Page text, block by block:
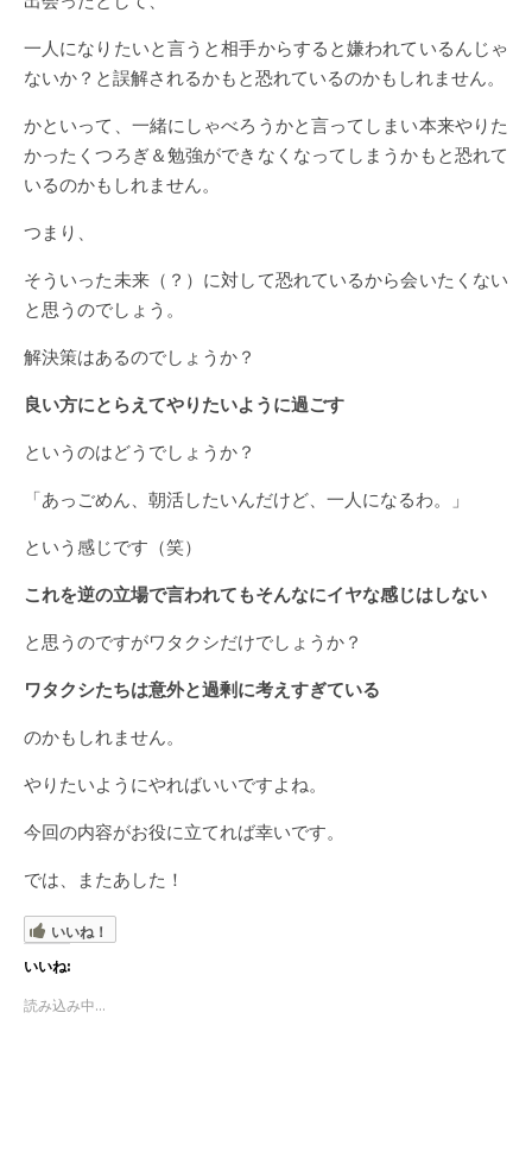
一人になりたいと言うと相手からすると嫌われているんじゃ
ないか？と誤解されるかもと恐れているのかもしれません。
かといって、一緒にしゃべろうかと言ってしまい本来やりた
かったくつろぎ＆勉強ができなくなってしまうかもと恐れて
いるのかもしれません。
つまり、
そういった未来（？）に対して恐れているから会いたくない
と思うのでしょう。
解決策はあるのでしょうか？
良い方にとらえてやりたいように過ごす
というのはどうでしょうか？
「あっごめん、朝活したいんだけど、一人になるわ。」
という感じです（笑）
これを逆の立場で言われてもそんなにイヤな感じはしない
と思うのですがワタクシだけでしょうか？
ワタクシたちは意外と過剰に考えすぎている
のかもしれません。
やりたいようにやればいいですよね。
今回の内容がお役に立てれば幸いです。
では、またあした！
いいね！
いいね:
読み込み中...